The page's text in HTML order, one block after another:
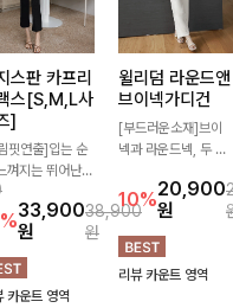
스판 카프리
스[S,M,L사
]
핏연출]입는 순
껴지는 뛰어난
으로 활동량 많
에도 편안하게
목이 드러나는
기장이 다리
더욱 길고 산
게 보여주며, 깔
33,900
원
38,900
원
카운트 영역
윌리덤 라운드앤
브이넥가디건
[부드러운소재]브이
넥과 라운드넥, 두 가
맞게 선택할 수 있는
활용도 높은 가디건
🤍 부드러운 착용감
과 베이직한 디자인으
로 단독은 물론 가볍
10%20,900
원
리뷰 카운트 영역